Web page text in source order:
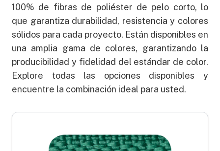
100% de fibras de poliéster de pelo corto, lo
que garantiza durabilidad, resistencia y colores
sólidos para cada proyecto. Están disponibles en
una amplia gama de colores, garantizando la
producibilidad y fidelidad del estándar de color.
Explore todas las opciones disponibles y
encuentre la combinación ideal para usted.